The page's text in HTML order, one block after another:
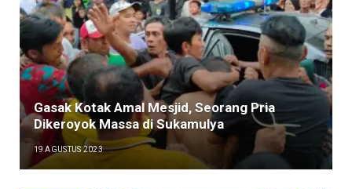
Gasak Kotak Amal Mesjid, Seorang Pria
Dikeroyok Massa di Sukamulya
19 AGUSTUS 2023